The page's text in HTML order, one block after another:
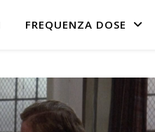
FREQUENZA DOSE